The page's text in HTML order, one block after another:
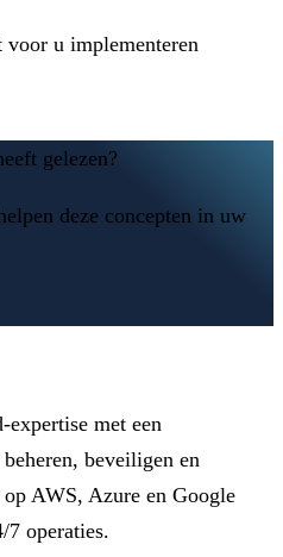
voor u implementeren
gelezen?
deze concepten in uw
met een
beveiligen en
AWS, Azure en Google
operaties.